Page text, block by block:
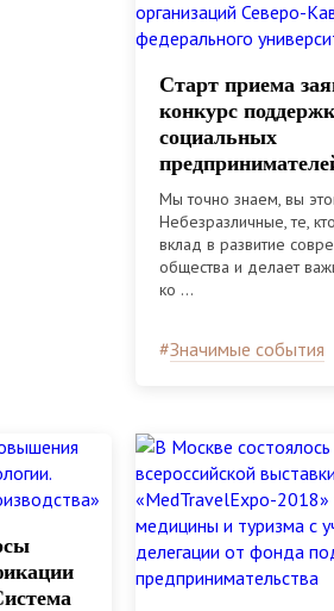
Cтарт приема
конкурс
социальных
социально-
ориентированных
некоммерческих
организаций
Кавказского
Мы точно знаем, вы
Небезразличные, те,
вклад в развитие
общества и делает
ко ...
#Значимые события